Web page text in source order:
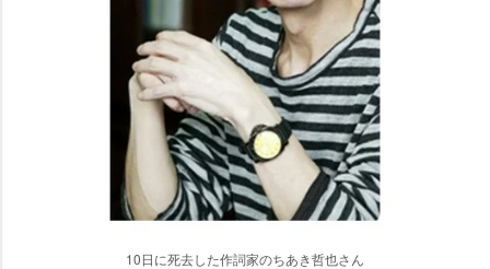
10日に死去した作詞家のちあき哲也さん